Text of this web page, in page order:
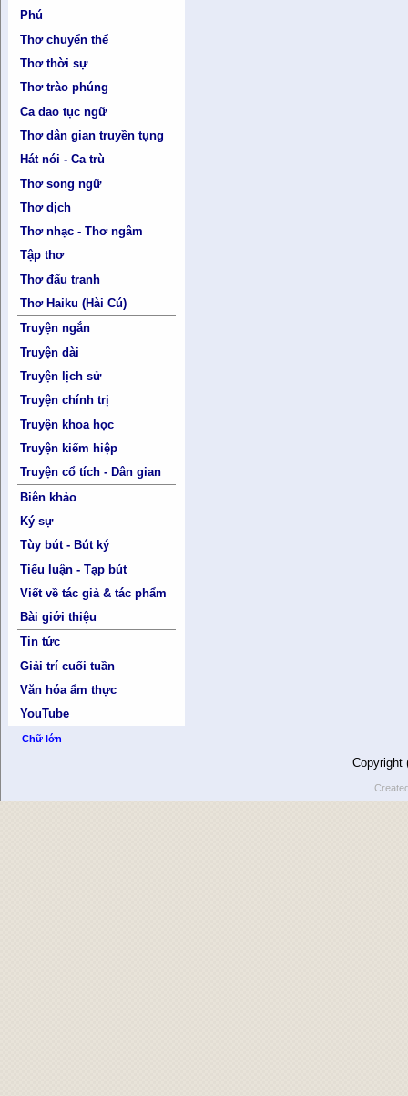
Phú
Thơ chuyển thể
Thơ thời sự
Thơ trào phúng
Ca dao tục ngữ
Thơ dân gian truyền tụng
Hát nói - Ca trù
Thơ song ngữ
Thơ dịch
Thơ nhạc - Thơ ngâm
Tập thơ
Thơ đấu tranh
Thơ Haiku (Hài Cú)
Truyện ngắn
Truyện dài
Truyện lịch sử
Truyện chính trị
Truyện khoa học
Truyện kiếm hiệp
Truyện cổ tích - Dân gian
Biên khảo
Ký sự
Tùy bút - Bút ký
Tiểu luận - Tạp bút
Viết về tác giả & tác phẩm
Bài giới thiệu
Tin tức
Giải trí cuối tuần
Văn hóa ẩm thực
YouTube
Chữ lớn
Copyright